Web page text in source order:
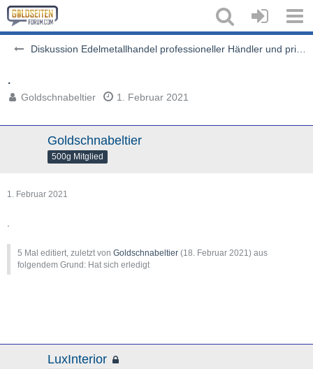
.
Goldschnabeltier 1. Februar 2021
Goldschnabeltier
500g Mitglied
1. Februar 2021
5 Mal editiert, zuletzt von Goldschnabeltier (18. Februar 2021) aus
folgendem Grund: Hat sich erledigt
LuxInterior